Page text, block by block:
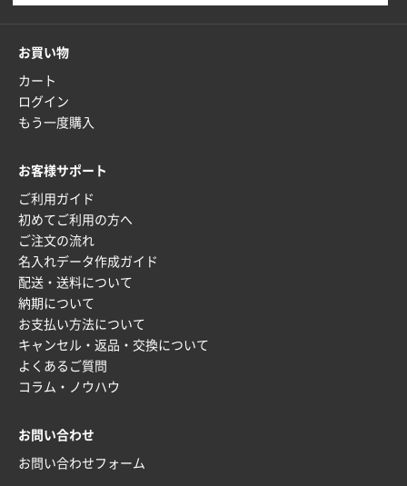
お買い物
カート
ログイン
もう一度購入
お客様サポート
ご利用ガイド
初めてご利用の方へ
ご注文の流れ
名入れデータ作成ガイド
配送・送料について
納期について
お支払い方法について
キャンセル・返品・交換について
よくあるご質問
コラム・ノウハウ
お問い合わせ
お問い合わせフォーム